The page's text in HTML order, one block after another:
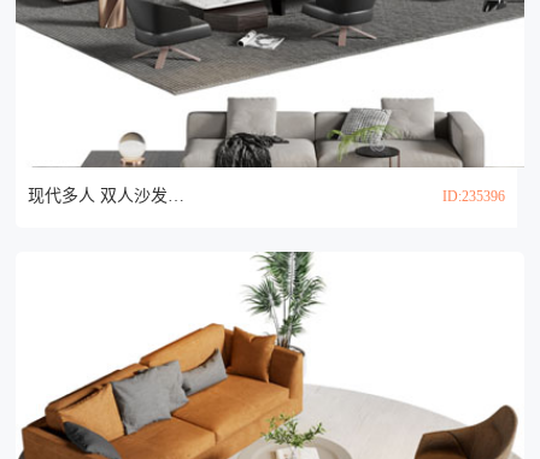
现代多人 双人沙发和茶几组合3d模型 ID:235396